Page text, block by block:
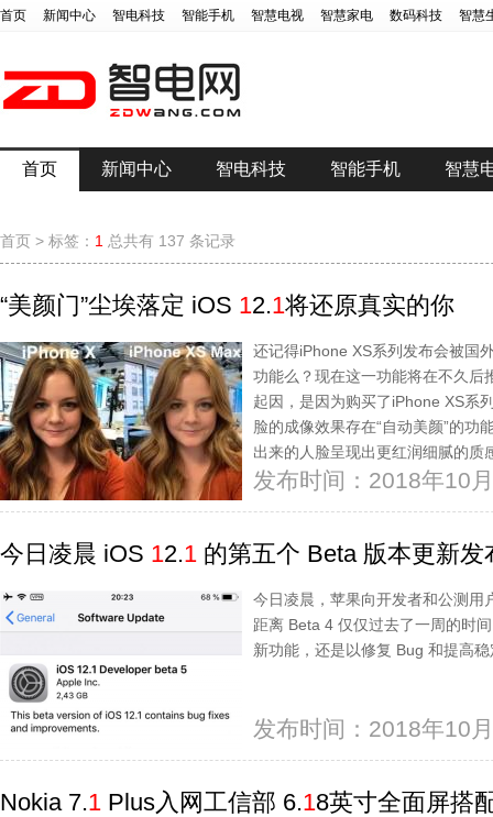
首页 新闻中心 智电科技 智能手机 智慧电视 智慧家电 数码科技 智慧
首页 新闻中心 智电科技 智能手机 智慧
首页 > 标签： 1 总共有 137 条记录
“美颜门”尘埃落定 iOS 12.1将还原真实的你
还记得iPhone XS系列发布会被国
功能么？现在这一功能将在不久后
起因，是因为购买了iPhone XS系
脸的成像效果存在“自动美颜”的功
出来的人脸呈现出更红润细腻的质
发布时间：2018年10
今日凌晨 iOS 12.1 的第五个 Beta 版本更新发
今日凌晨，苹果向开发者和公测用
距离 Beta 4 仅仅过去了一周的时
新功能，还是以修复 Bug 和提高
发布时间：2018年10
Nokia 7.1 Plus入网工信部 6.18英寸全面屏搭